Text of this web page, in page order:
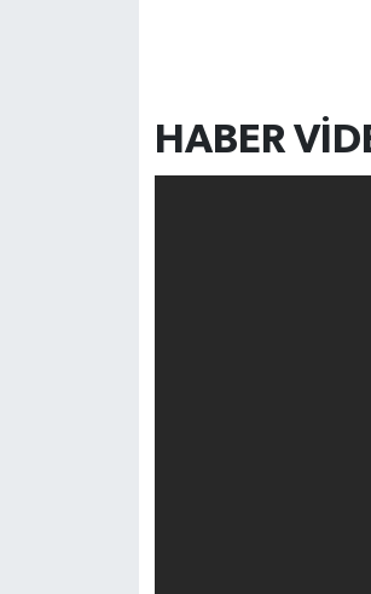
HABER